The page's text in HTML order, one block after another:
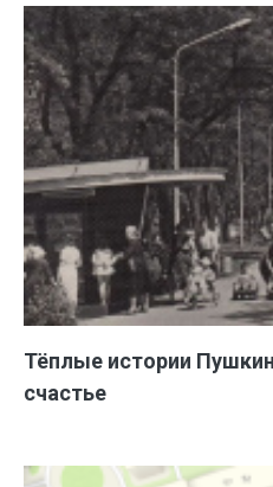
Тёплые истории
счастье